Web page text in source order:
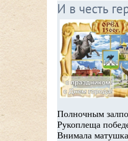
И в честь
Полночным
Рукоплеща
Внимала